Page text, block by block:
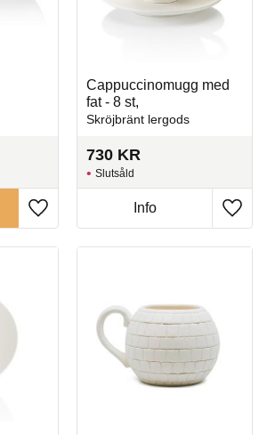
Lägg till i favoriter
Cappuccinomugg med
fat - 8 st,
Skröjbränt lergods
730 KR
Lägg
Slutsåld
Info